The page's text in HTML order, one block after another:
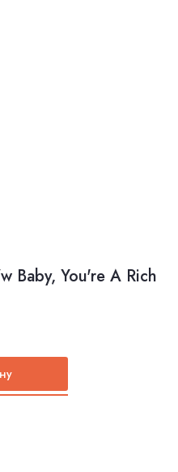
Baby, You're A Rich